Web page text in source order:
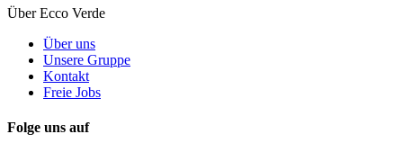
Über Ecco Verde
Über uns
Unsere Gruppe
Kontakt
Freie Jobs
Folge uns auf